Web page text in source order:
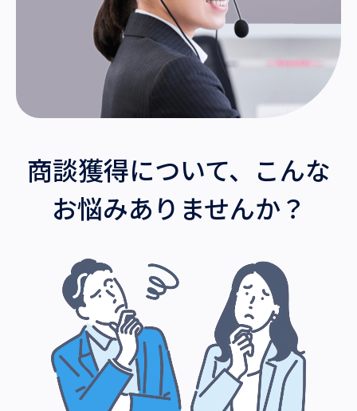
商談獲得について、こんな
お悩みありませんか？